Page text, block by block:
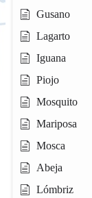
Gusano
Lagarto
Iguana
Piojo
Mosquito
Mariposa
Mosca
Abeja
Lómbriz